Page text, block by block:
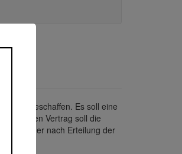
geschaffen. Es soll eine
jährigen Vertrag soll die
entweder nach Erteilung der